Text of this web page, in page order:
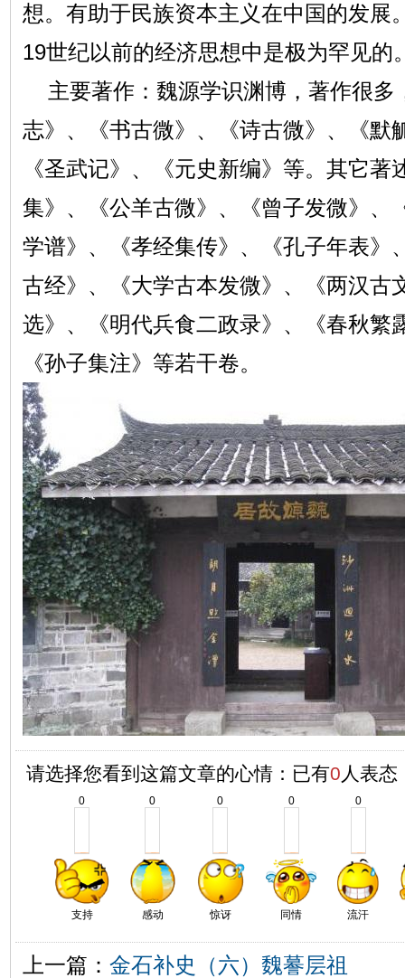
想。有助于民族资本主义在中国的发展
19世纪以前的经济思想中是极为罕见的
主要著作：魏源学识渊博，著作很多
志》、《书古微》、《诗古微》、《默
《圣武记》、《元史新编》等。其它著
集》、《公羊古微》、《曾子发微》、
学谱》、《孝经集传》、《孔子年表》
古经》、《大学古本发微》、《两汉古
选》、《明代兵食二政录》、《春秋繁
《孙子集注》等若干卷。
请选择您看到这篇文章的心情：已有0 人表态
0
支持
0
感动
0
惊讶
0
同情
0
流汗
上一篇： 金石补史（六）魏謩层祖